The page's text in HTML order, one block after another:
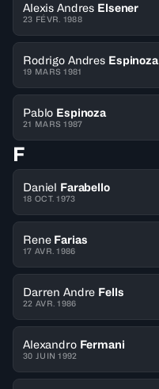
Alexis Andres Elsener
23 FÉVR. 1988
Rodrigo Andres Espinoza
19 MARS 1981
Pablo Espinoza
21 MARS 1987
F
Daniel Farabello
18 OCT. 1973
Rene Farias
17 AVR. 1986
Darren Andre Fells
22 AVR. 1986
Alexandro Fermani
30 JUIN 1992